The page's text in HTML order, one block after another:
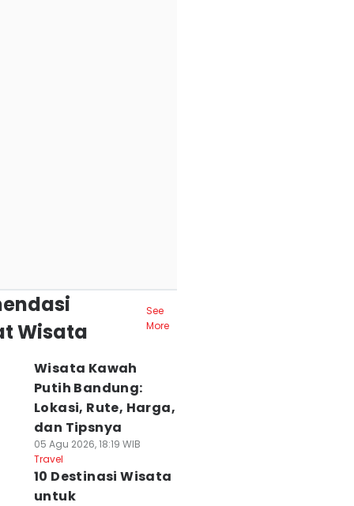
Wisata
See
More
Wisata Kawah
Putih Bandung:
Lokasi, Rute, Harga,
dan Tipsnya
05 Agu 2026, 18:19 WIB
Travel
10 Destinasi Wisata
untuk